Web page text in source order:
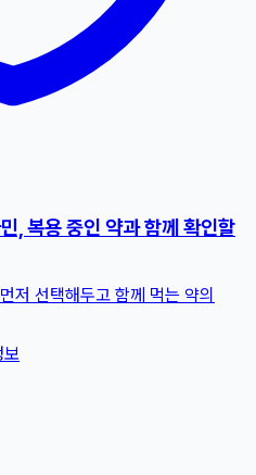
복용 중인 약과 함께 확인할
저 선택해두고 함께 먹는 약의
보